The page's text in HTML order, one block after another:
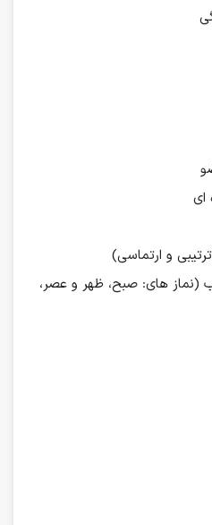
ای
و ارتماسی)
(نماز های: صبح، ظهر و عصر،